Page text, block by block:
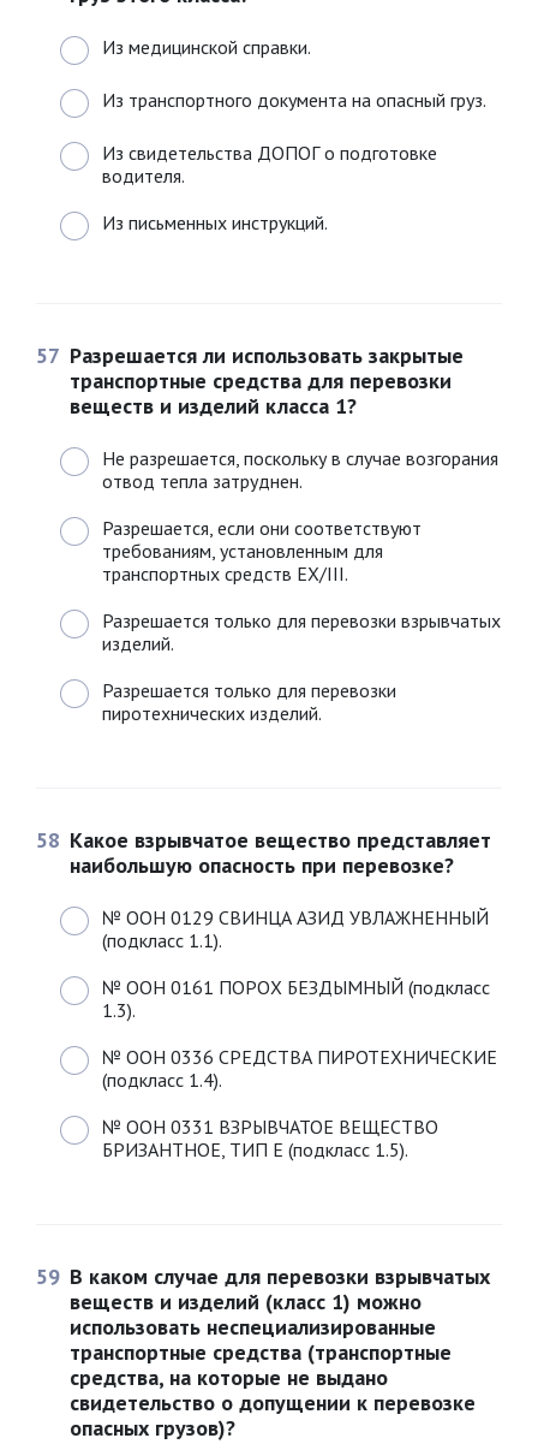
Из медицинской справки.
Из транспортного документа на опасный груз.
Из свидетельства ДОПОГ о подготовке
водителя.
Из письменных инструкций.
57 Разрешается ли использовать закрытые
транспортные средства для перевозки
веществ и изделий класса 1?
Не разрешается, поскольку в случае возгорания
отвод тепла затруднен.
Разрешается, если они соответствуют
требованиям, установленным для
транспортных средств EX/III.
Разрешается только для перевозки взрывчатых
изделий.
Разрешается только для перевозки
пиротехнических изделий.
58 Какое взрывчатое вещество представляет
наибольшую опасность при перевозке?
№ ООН 0129 СВИНЦА АЗИД УВЛАЖНЕННЫЙ
(подкласс 1.1).
№ ООН 0161 ПОРОХ БЕЗДЫМНЫЙ (подкласс
1.3).
№ ООН 0336 СРЕДСТВА ПИРОТЕХНИЧЕСКИЕ
(подкласс 1.4).
№ ООН 0331 ВЗРЫВЧАТОЕ ВЕЩЕСТВО
БРИЗАНТНОЕ, ТИП Е (подкласс 1.5).
59 В каком случае для перевозки взрывчатых
веществ и изделий (класс 1) можно
использовать неспециализированные
транспортные средства (транспортные
средства, на которые не выдано
свидетельство о допущении к перевозке
опасных грузов)?